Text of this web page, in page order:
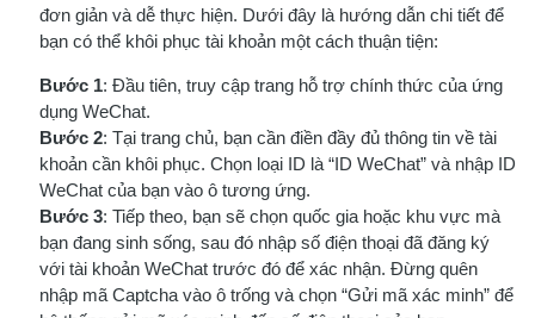
đơn giản và dễ thực hiện. Dưới đây là hướng dẫn chi tiết để
bạn có thể khôi phục tài khoản một cách thuận tiện:
Bước 1: Đầu tiên, truy cập trang hỗ trợ chính thức của ứng
dụng WeChat.
Bước 2: Tại trang chủ, bạn cần điền đầy đủ thông tin về tài
khoản cần khôi phục. Chọn loại ID là “ID WeChat” và nhập ID
WeChat của bạn vào ô tương ứng.
Bước 3: Tiếp theo, bạn sẽ chọn quốc gia hoặc khu vực mà
bạn đang sinh sống, sau đó nhập số điện thoại đã đăng ký
với tài khoản WeChat trước đó để xác nhận. Đừng quên
nhập mã Captcha vào ô trống và chọn “Gửi mã xác minh” để